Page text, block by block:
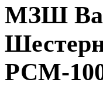
МЗШ
РСМ-